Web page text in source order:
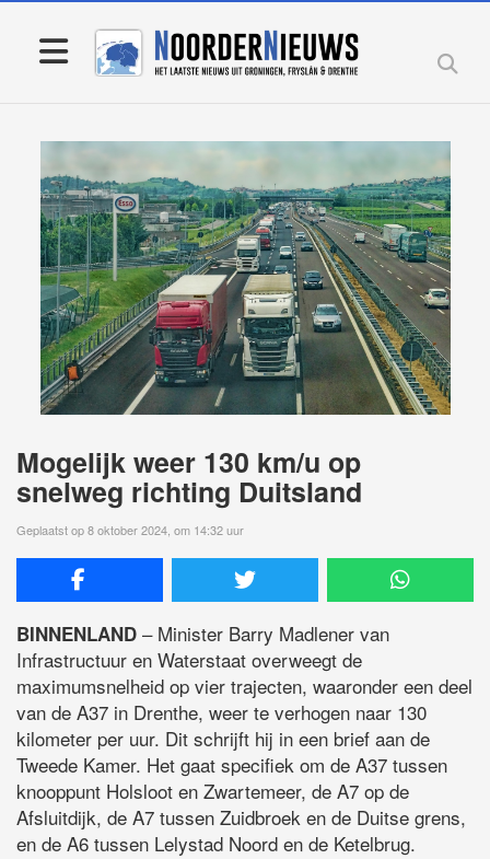
Mogelijk weer 130 km/u op
snelweg richting Duitsland
Geplaatst op 8 oktober 2024, om 14:32 uur
BINNENLAND – Minister Barry Madlener van
Infrastructuur en Waterstaat overweegt de
maximumsnelheid op vier trajecten, waaronder een deel
van de A37 in Drenthe, weer te verhogen naar 130
kilometer per uur. Dit schrijft hij in een brief aan de
Tweede Kamer. Het gaat specifiek om de A37 tussen
knooppunt Holsloot en Zwartemeer, de A7 op de
Afsluitdijk, de A7 tussen Zuidbroek en de Duitse grens,
en de A6 tussen Lelystad Noord en de Ketelbrug.